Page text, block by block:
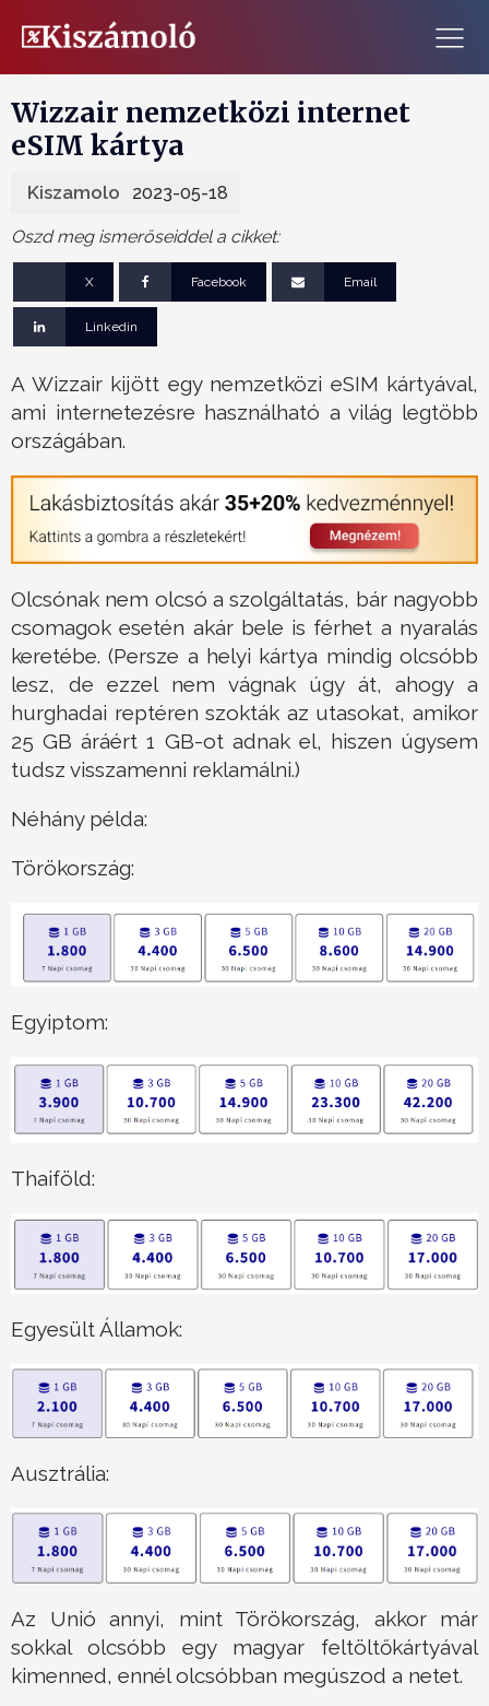
Wizzair nemzetközi internet
eSIM kártya
Kiszamolo 2023-05-18
Oszd meg ismerőseiddel a cikket:
X Facebook Email
Linkedin
A Wizzair kijött egy nemzetközi eSIM kártyával,
ami internetezésre használható a világ legtöbb
országában.
Olcsónak nem olcsó a szolgáltatás, bár nagyobb
csomagok esetén akár bele is férhet a nyaralás
keretébe. (Persze a helyi kártya mindig olcsóbb
lesz, de ezzel nem vágnak úgy át, ahogy a
hurghadai reptéren szokták az utasokat, amikor
25 GB áráért 1 GB-ot adnak el, hiszen úgysem
tudsz visszamenni reklamálni.)
Néhány példa:
Törökország:
Egyiptom:
Thaiföld:
Egyesült Államok:
Ausztrália:
Az Unió annyi, mint Törökország, akkor már
sokkal olcsóbb egy magyar feltöltőkártyával
kimenned, ennél olcsóbban megúszod a netet.